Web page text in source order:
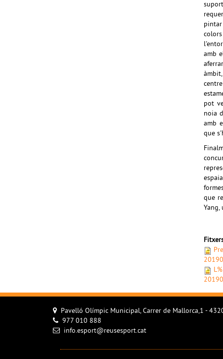
amb
pot
noia
amb
que
que
Pavelló Olímpic Municipal, Carrer de Mallorca,1 -
977 010 888
info.esport@reusesport.cat